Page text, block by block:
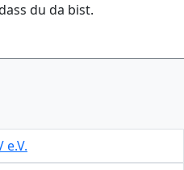
du da bist.
e.V.